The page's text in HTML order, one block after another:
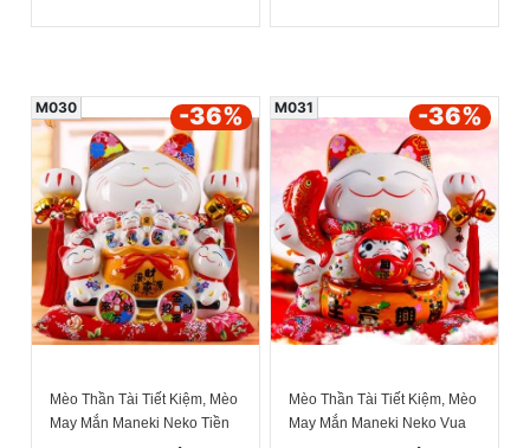
Mèo Thần Tài Tiết Kiệm, Mèo
May Mắn Maneki Neko Tiền
M030 -36%
Mèo Thần Tài Tiết Kiệm, Mèo
May Mắn Maneki Neko Vua
M031 -36%